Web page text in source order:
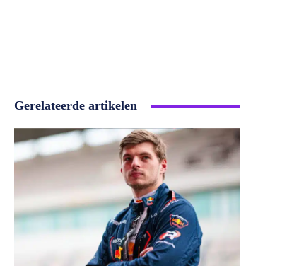
Gerelateerde artikelen